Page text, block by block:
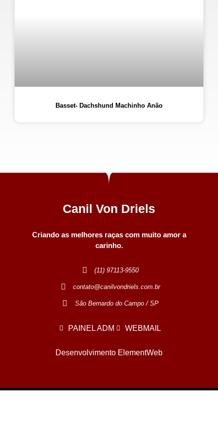
Basset- Dachshund Machinho Anão
Canil Von Driels
Criando as melhores raças com muito amor a
carinho.
(11) 97113-9550
contato@canilvondriels.com.br
São Bernardo do Campo / SP
PAINEL ADM WEBMAIL
Desenvolvimento ElementWeb